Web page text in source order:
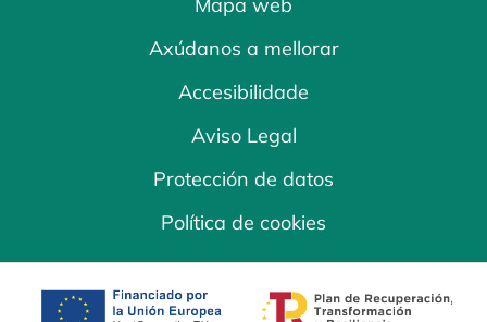
Axúdanos a mellorar
Accesibilidade
Aviso Legal
Protección de datos
Política de cookies
opens in a new tab opens in a new